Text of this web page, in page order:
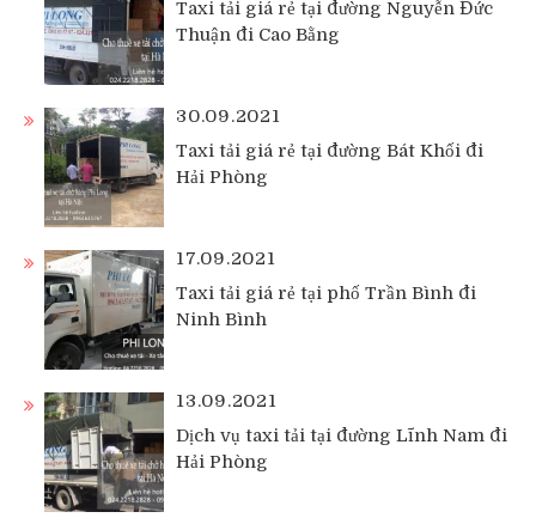
Taxi tải giá rẻ tại đường Nguyễn Đức
Thuận đi Cao Bằng
30.09.2021
Taxi tải giá rẻ tại đường Bát Khối đi
Hải Phòng
17.09.2021
Taxi tải giá rẻ tại phố Trần Bình đi
Ninh Bình
13.09.2021
Dịch vụ taxi tải tại đường Lĩnh Nam đi
Hải Phòng